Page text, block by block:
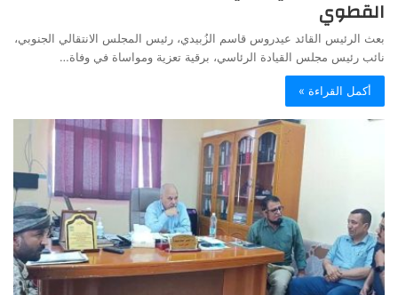
القطوي
بعث الرئيس القائد عيدروس قاسم الزُبيدي، رئيس المجلس الانتقالي الجنوبي،
نائب رئيس مجلس القيادة الرئاسي، برقية تعزية ومواساة في وفاة…
أكمل القراءة »